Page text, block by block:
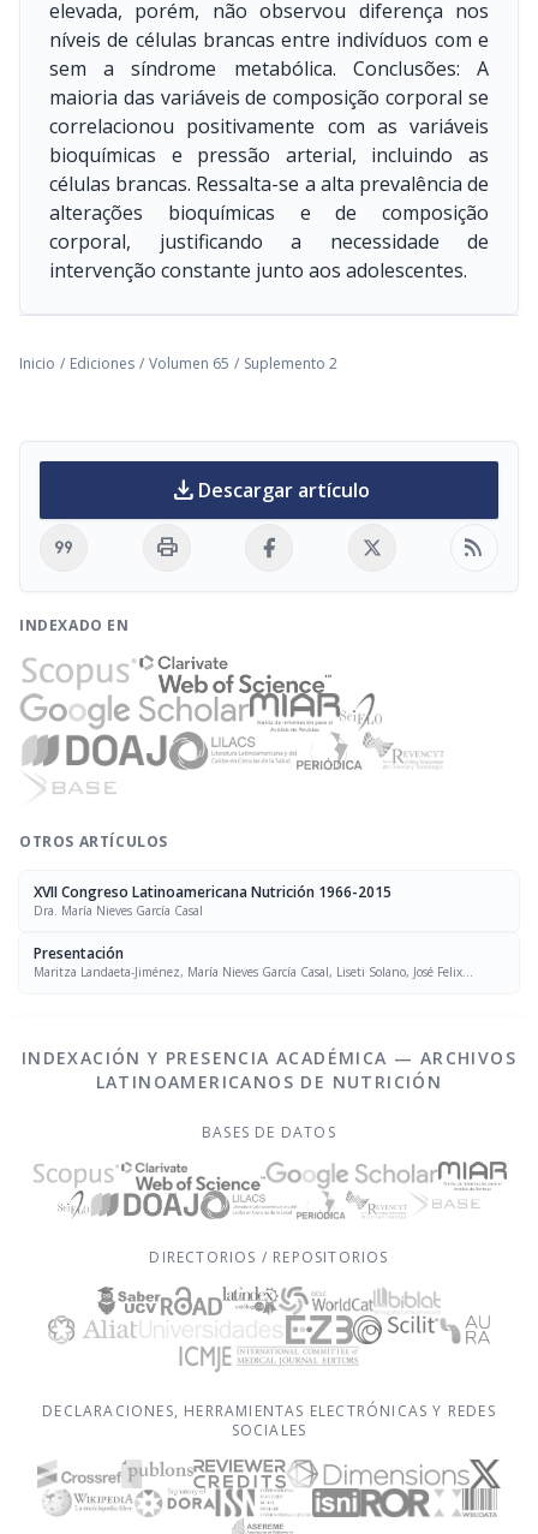
elevada, porém, não observou diferença nos
níveis de células brancas entre indivíduos com e
sem a síndrome metabólica. Conclusões: A
maioria das variáveis de composição corporal se
correlacionou positivamente com as variáveis
bioquímicas e pressão arterial, incluindo as
células brancas. Ressalta-se a alta prevalência de
alterações bioquímicas e de composição
corporal, justificando a necessidade de
intervenção constante junto aos adolescentes.
Inicio / Ediciones / Volumen 65 / Suplemento 2
download Descargar artículo
format_quote print rss_feed
INDEXADO EN
OTROS ARTÍCULOS
XVII Congreso Latinoamericana Nutrición 1966-2015
Dra. María Nieves García Casal
Presentación
Maritza Landaeta-Jiménez, María Nieves García Casal, Liseti Solano, José Felix
INDEXACIÓN Y PRESENCIA ACADÉMICA — ARCHIVOS
LATINOAMERICANOS DE NUTRICIÓN
BASES DE DATOS
DIRECTORIOS / REPOSITORIOS
DECLARACIONES, HERRAMIENTAS ELECTRÓNICAS Y REDES
SOCIALES